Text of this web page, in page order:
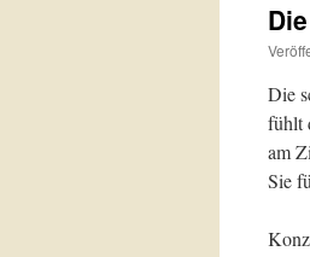
Die
fühlt
am
Sie